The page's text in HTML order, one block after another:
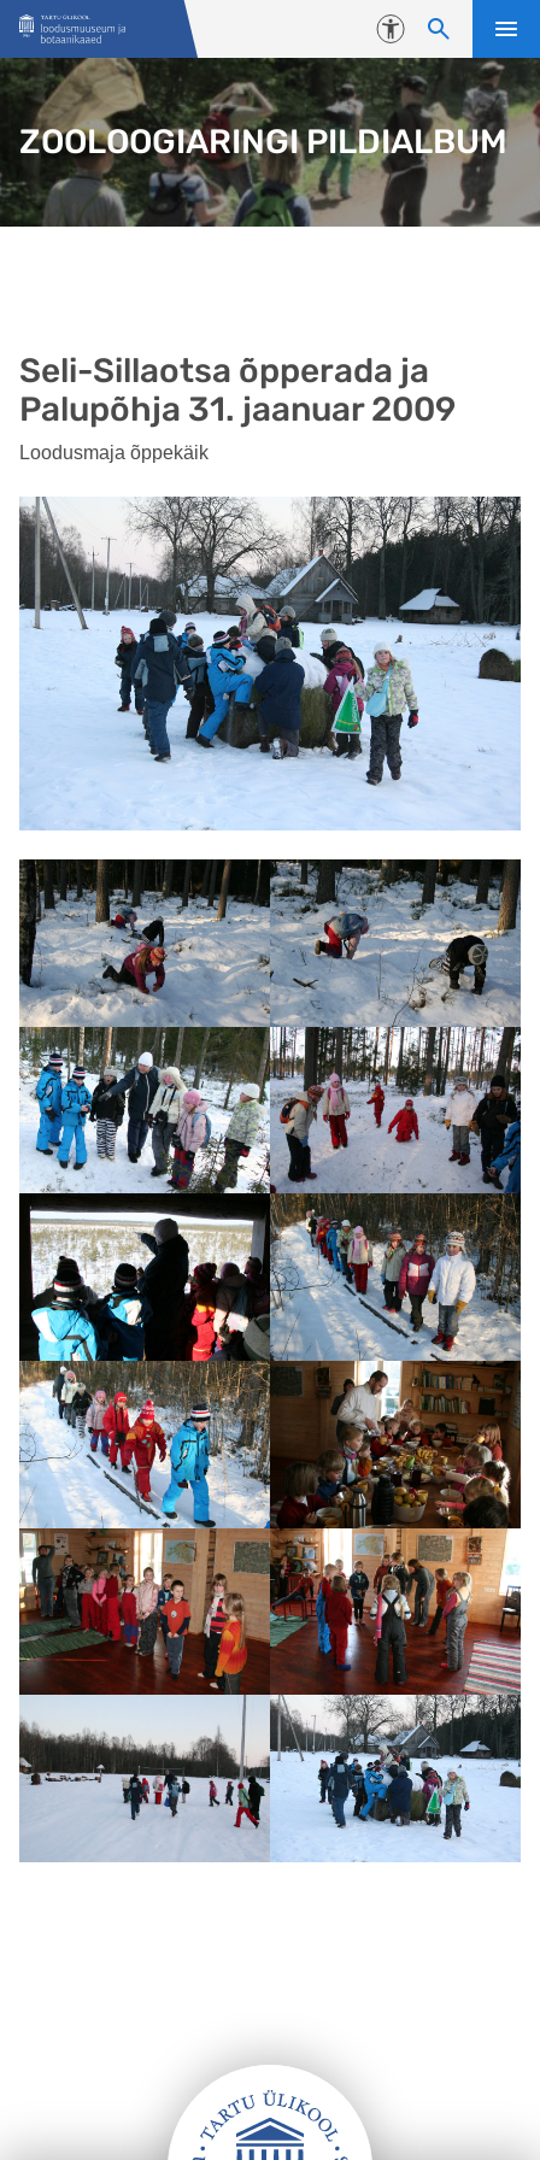
Liigu edasi põhisisu juurde
Juurdepääsetavus
ZOOLOOGIARINGI PILDIALBUM
Seli-Sillaotsa õpperada ja
Palupõhja 31. jaanuar 2009
Loodusmaja õppekäik